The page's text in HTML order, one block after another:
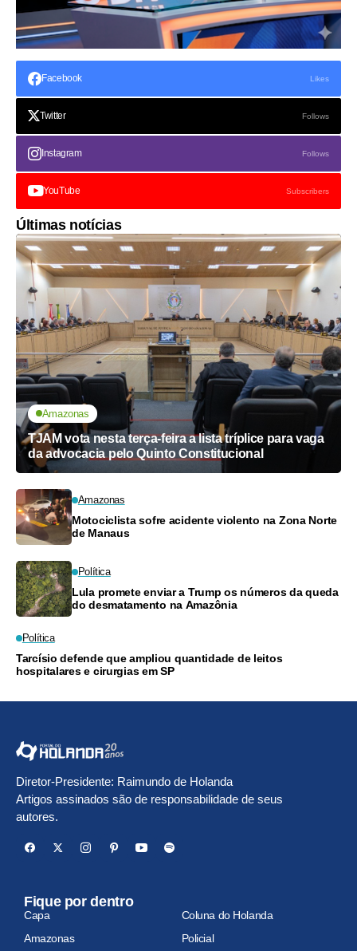
Facebook Likes
Twitter Follows
Instagram Follows
YouTube Subscribers
Últimas notícias
Amazonas
TJAM vota nesta terça-feira a lista tríplice para vaga
da advocacia pelo Quinto Constitucional
Amazonas
Motociclista sofre acidente violento na Zona Norte
de Manaus
Política
Lula promete enviar a Trump os números da queda
do desmatamento na Amazônia
Política
Tarcísio defende que ampliou quantidade de leitos
hospitalares e cirurgias em SP
Diretor-Presidente: Raimundo de Holanda
Artigos assinados são de responsabilidade de seus
autores.
Fique por dentro
Capa
Coluna do Holanda
Amazonas
Policial